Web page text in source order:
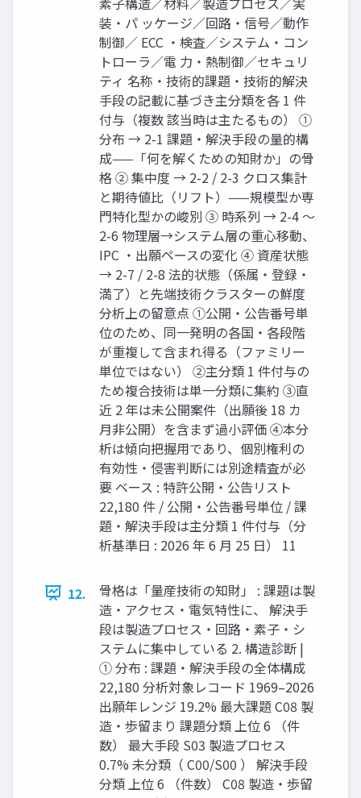
装・パ ッケージ／回路・信号／動作
制御／ ECC ・検査／システム・コン
トローラ／電 力・熱制御／セキュリ
ティ 名称・技術的課題・技術的解決
手段の記載に基づき主分類を各 1 件
付与（複数 該当時は主たるもの） ①
分布 → 2-1 課題・解決手段の量的構
成——「何を解くための知財か」の骨
格 ② 集中度 → 2-2 / 2-3 クロス集計
と期待値比（リフト）——規模型か専
門特化型かの峻別 ③ 時系列 → 2-4 〜
2-6 物理層→システム層の重心移動、
IPC ・出願ペースの変化 ④ 資産状態
→ 2-7 / 2-8 法的状態（係属・登録・
満了）と先端技術クラスターの鮮度
分析上の留意点 ①公開・公告番号単
位のため、同一発明の各国・各段階
が重複して含まれ得る（ファミリー
単位ではない） ②主分類 1 件付与の
ため複合技術は単一分類に集約 ③直
近 2 年は未公開案件（出願後 18 カ
月非公開）を含まず過小評価 ④本分
析は傾向把握用であり、個別権利の
有効性・侵害判断には別途精査が必
要 ベース : 特許公開・公告リスト
22,180 件 / 公開・公告番号単位 / 課
題・解決手段は主分類 1 件付与（分
析基準日 : 2026 年 6 月 25 日） 11
12.
骨格は「量産技術の知財」 : 課題は製
造・アクセス・電気特性に、 解決手
段は製造プロセス・回路・素子・シ
ステムに集中している 2. 構造診断 |
① 分布 : 課題・解決手段の全体構成
22,180 分析対象レコード 1969–2026
出願年レンジ 19.2% 最大課題 C08 製
造・歩留まり 課題分類 上位 6 （件
数） 最大手段 S03 製造プロセス
0.7% 未分類（ C00/S00 ） 解決手段
分類 上位 6 （件数） C08 製造・歩留